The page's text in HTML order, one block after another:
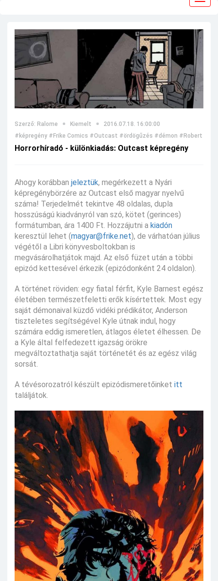
Szerző: Ralome Kiemelt
2016.07.18. 16:00:00
#képregény #Frike Comics #Outcast #ördögűzés #démon #Robert
Horrorhíradó - különkiadás: Outcast képregény
Ahogy korábban jeleztük, megérkezett a Nyári
képregénybörzére az Outcast első magyar nyelvű
száma! Terjedelmét tekintve 48 oldalas, dupla
hosszúságú kiadványról van szó, kötet (gerinces)
formátumban, ára 1400 Ft. Hozzájutni a kiadón
keresztül lehet (magyar@frike.net), de várhatóan július
végétől a Libri könyvesboltokban is
megvásárolhatjátok majd. Az első füzet után a többi
epizód kettesével érkezik (epizódonként 24 oldalon).
A történet röviden: egy fiatal férfit, Kyle Barnest egész
életében természetfeletti erők kísértettek. Most egy
saját démonaival küzdő vidéki prédikátor, Anderson
tiszteletes segítségével Kyle útnak indul, hogy
számára eddig ismeretlen, átlagos életet élhessen. De
a Kyle által felfedezett igazság örökre
megváltoztathatja saját történetét és az egész világ
sorsát.
A tévésorozatról készült epizódismeretőinket itt
találjátok.